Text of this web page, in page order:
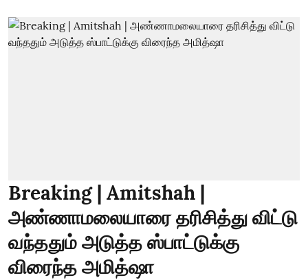
Breaking | Amitshah |
அண்ணாமலையாரை தரிசித்து விட்டு
வந்ததும் அடுத்த ஸ்பாட்டுக்கு
விரைந்த அமித்ஷா